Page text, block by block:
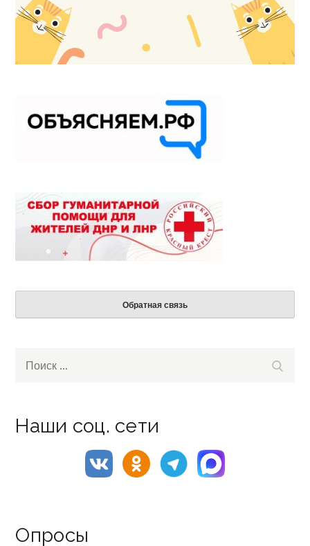
Обратная связь
Наши соц. сети
Опросы